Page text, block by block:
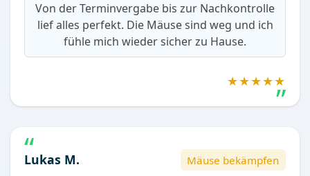
Von der Terminvergabe bis zur Nachkontrolle
lief alles perfekt. Die Mäuse sind weg und ich
fühle mich wieder sicher zu Hause.
★★★★★
Lukas M. Mäuse bekämpfen